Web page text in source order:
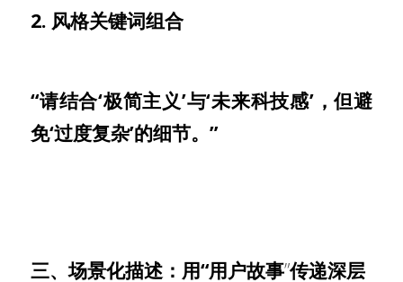
2. 风格关键词组合
“请结合‘极简主义’与‘未来科技感’，但避
免‘过度复杂’的细节。”
三、场景化描述：用“用户故事”传递深层